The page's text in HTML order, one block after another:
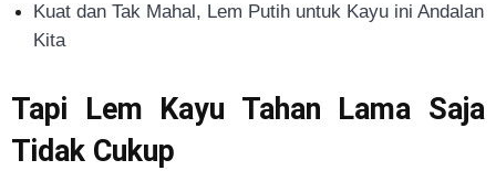
Kuat dan Tak Mahal, Lem Putih untuk Kayu ini Andalan
Kita
Tapi Lem Kayu Tahan Lama Saja
Tidak Cukup